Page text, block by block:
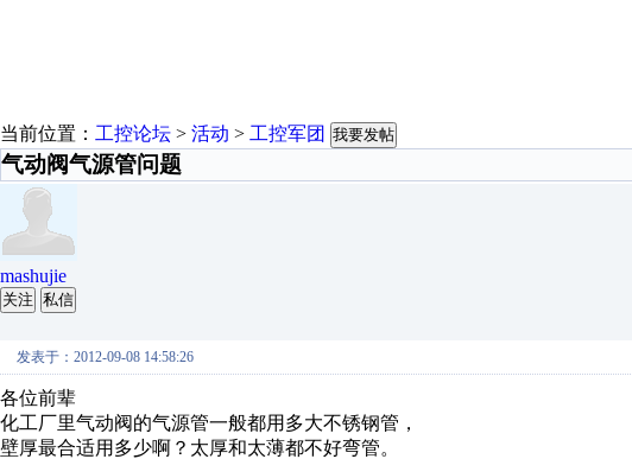
当前位置： 工控论坛 > 活动 > 工控军团 我要发帖
气动阀气源管问题
mashujie
关注 私信
发表于：2012-09-08 14:58:26
各位前辈
化工厂里气动阀的气源管一般都用多大不锈钢管，
壁厚最合适用多少啊？太厚和太薄都不好弯管。